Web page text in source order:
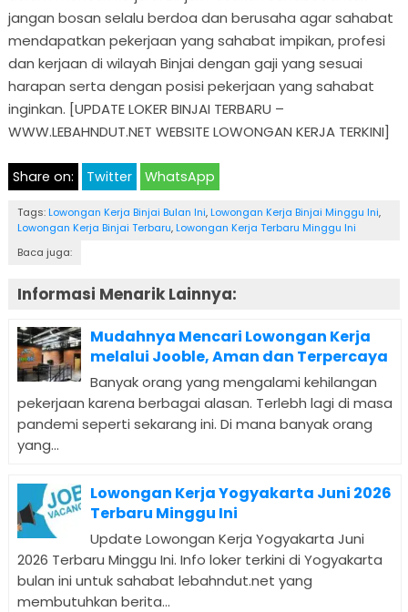
jangan bosan selalu berdoa dan berusaha agar sahabat
mendapatkan pekerjaan yang sahabat impikan, profesi
dan kerjaan di wilayah Binjai dengan gaji yang sesuai
harapan serta dengan posisi pekerjaan yang sahabat
inginkan. [UPDATE LOKER BINJAI TERBARU –
WWW.LEBAHNDUT.NET WEBSITE LOWONGAN KERJA TERKINI]
Share on: Twitter WhatsApp
Tags: Lowongan Kerja Binjai Bulan Ini, Lowongan Kerja Binjai Minggu Ini,
Lowongan Kerja Binjai Terbaru, Lowongan Kerja Terbaru Minggu Ini
Baca juga:
Informasi Menarik Lainnya:
Mudahnya Mencari Lowongan Kerja
melalui Jooble, Aman dan Terpercaya
Banyak orang yang mengalami kehilangan
pekerjaan karena berbagai alasan. Terlebh lagi di masa
pandemi seperti sekarang ini. Di mana banyak orang
yang...
Lowongan Kerja Yogyakarta Juni 2026
Terbaru Minggu Ini
Update Lowongan Kerja Yogyakarta Juni
2026 Terbaru Minggu Ini. Info loker terkini di Yogyakarta
bulan ini untuk sahabat lebahndut.net yang
membutuhkan berita...